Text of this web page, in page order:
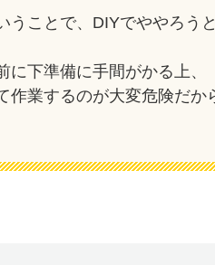
ことで、DIYでややろう
下準備に手間がかる上、
業するのが大変危険だか